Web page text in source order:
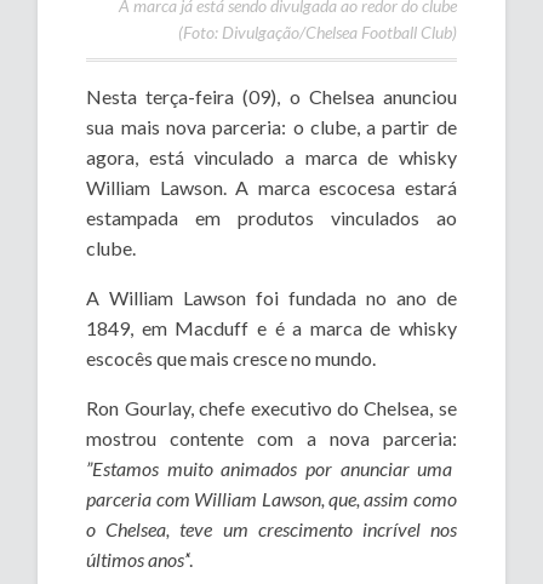
A marca já está sendo divulgada ao redor do clube
(Foto: Divulgação/Chelsea Football Club)
Nesta terça-feira (09), o Chelsea anunciou
sua mais nova parceria: o clube, a partir de
agora, está vinculado a marca de whisky
William Lawson. A marca escocesa estará
estampada em produtos vinculados ao
clube.
A William Lawson foi fundada no ano de
1849, em Macduff e é a marca de whisky
escocês que mais cresce no mundo.
Ron Gourlay, chefe executivo do Chelsea, se
mostrou contente com a nova parceria:
”Estamos muito animados por anunciar uma
parceria com William Lawson, que, assim como
o Chelsea, teve um crescimento incrível nos
últimos anos’‘.